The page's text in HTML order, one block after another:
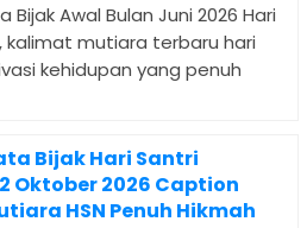
Awal Bulan Juni 2026 Hari
kalimat mutiara terbaru hari
kehidupan yang penuh
Bijak Hari Santri
Oktober 2026 Caption
HSN Penuh Hikmah